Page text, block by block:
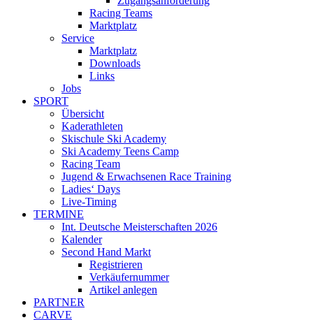
Racing Teams
Marktplatz
Service
Marktplatz
Downloads
Links
Jobs
SPORT
Übersicht
Kaderathleten
Skischule Ski Academy
Ski Academy Teens Camp
Racing Team
Jugend & Erwachsenen Race Training
Ladies‘ Days
Live-Timing
TERMINE
Int. Deutsche Meisterschaften 2026
Kalender
Second Hand Markt
Registrieren
Verkäufernummer
Artikel anlegen
PARTNER
CARVE